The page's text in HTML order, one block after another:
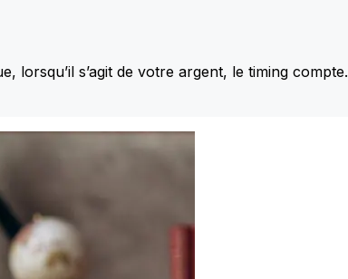
lorsqu’il s’agit de votre argent, le timing compte.